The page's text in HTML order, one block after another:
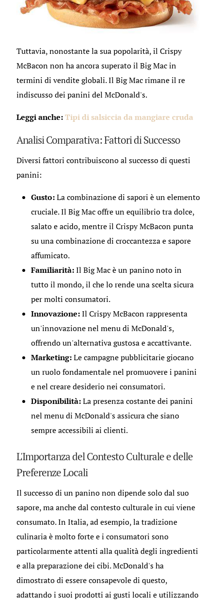
Tuttavia, nonostante la sua popolarità, il Crispy
McBacon non ha ancora superato il Big Mac in
termini di vendite globali. Il Big Mac rimane il re
indiscusso dei panini del McDonald's.
Leggi anche:Tipi di salsiccia da mangiare cruda
Analisi Comparativa: Fattori di Successo
Diversi fattori contribuiscono al successo di questi
panini:
Gusto:La combinazione di sapori è un elemento
cruciale. Il Big Mac offre un equilibrio tra dolce,
salato e acido, mentre il Crispy McBacon punta
su una combinazione di croccantezza e sapore
affumicato.
Familiarità:Il Big Mac è un panino noto in
tutto il mondo, il che lo rende una scelta sicura
per molti consumatori.
Innovazione:Il Crispy McBacon rappresenta
un'innovazione nel menu di McDonald's,
offrendo un'alternativa gustosa e accattivante.
Marketing:Le campagne pubblicitarie giocano
un ruolo fondamentale nel promuovere i panini
e nel creare desiderio nei consumatori.
Disponibilità:La presenza costante dei panini
nel menu di McDonald's assicura che siano
sempre accessibili ai clienti.
L'Importanza del Contesto Culturale e delle
Preferenze Locali
Il successo di un panino non dipende solo dal suo
sapore, ma anche dal contesto culturale in cui viene
consumato. In Italia, ad esempio, la tradizione
culinaria è molto forte e i consumatori sono
particolarmente attenti alla qualità degli ingredienti
e alla preparazione dei cibi. McDonald's ha
dimostrato di essere consapevole di questo,
adattando i suoi prodotti ai gusti locali e utilizzando